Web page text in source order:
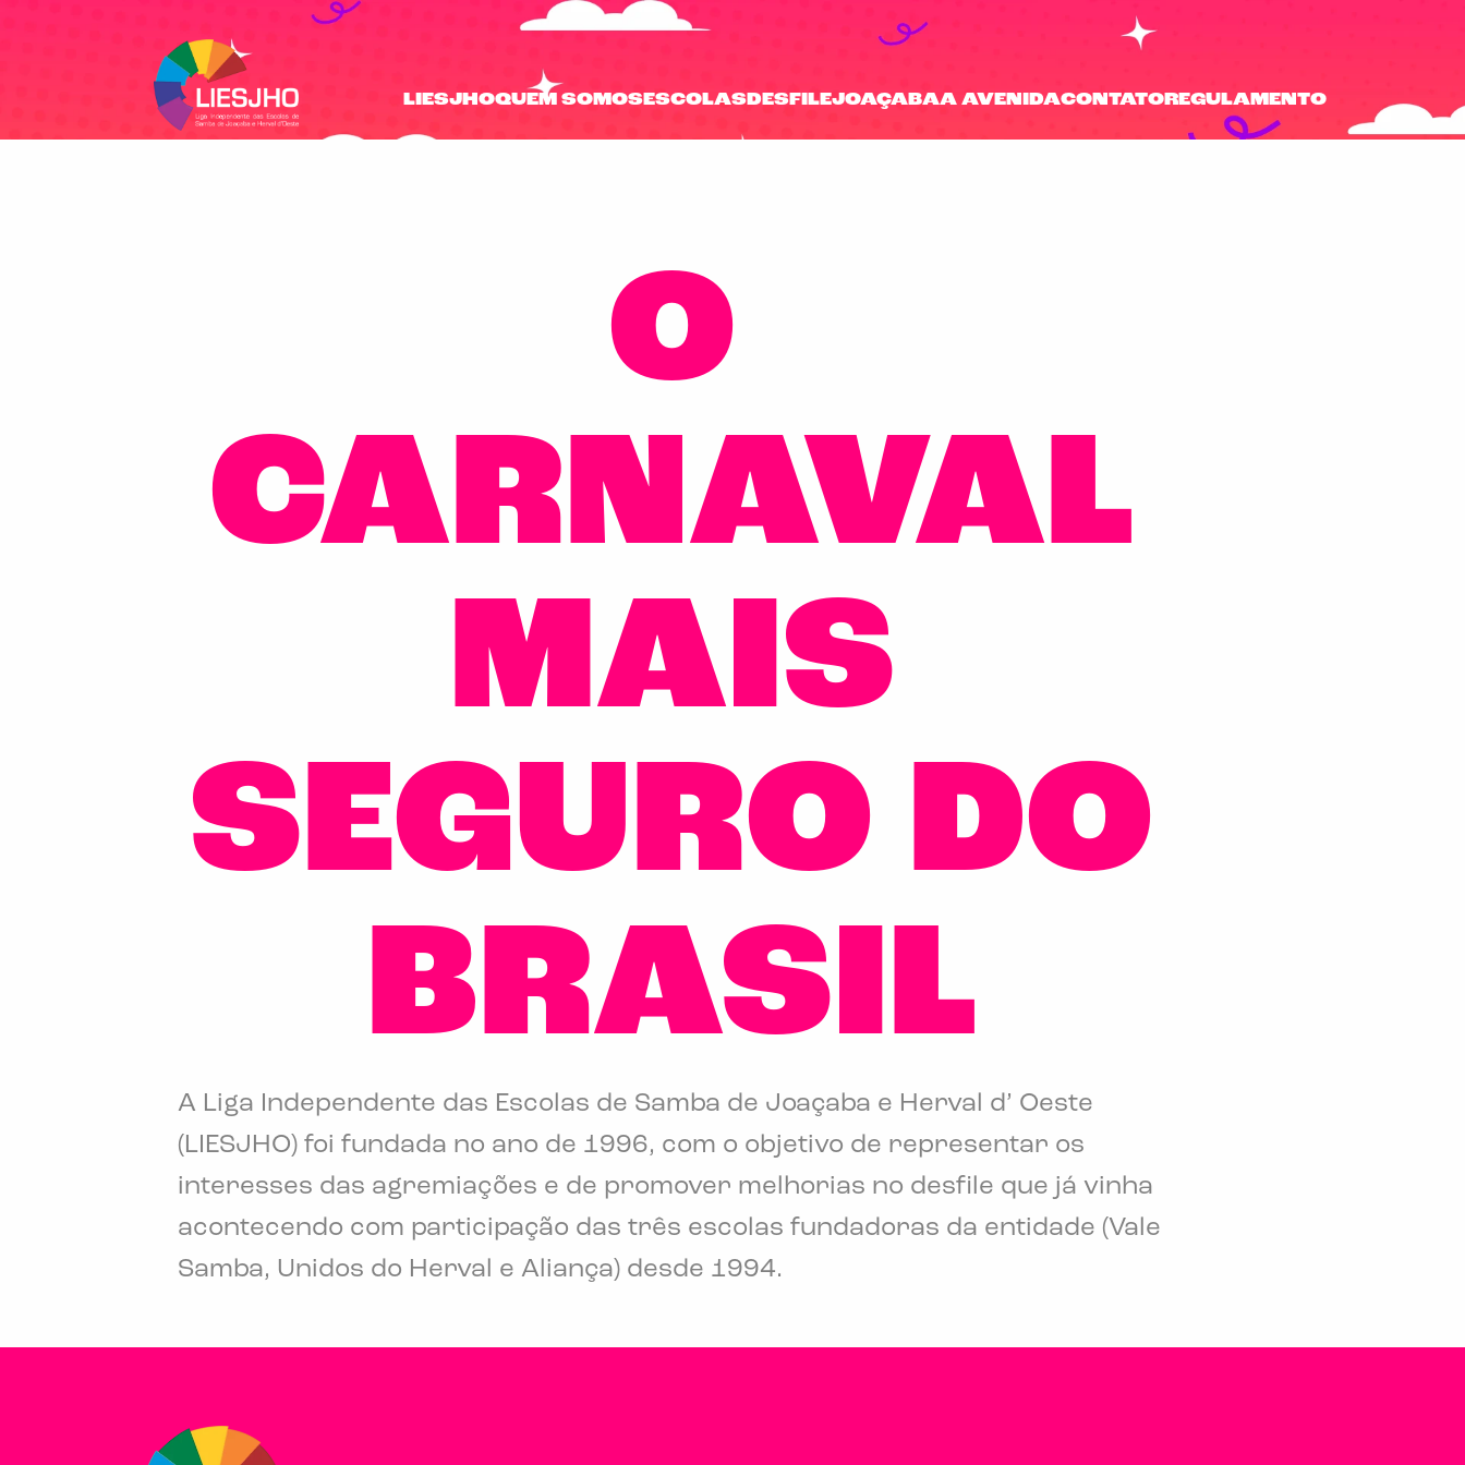
LIESJHOQUEM SOMOS ESCOLAS DESFILEJOAÇABAA AVENIDACONTATO REGULAMENTO
O
CARNAVAL
MAIS
SEGURO DO
BRASIL
A Liga Independente das Escolas de Samba de Joaçaba e Herval d’ Oeste
(LIESJHO) foi fundada no ano de 1996, com o objetivo de representar os
interesses das agremiações e de promover melhorias no desfile que já vinha
acontecendo com participação das três escolas fundadoras da entidade (Vale
Samba, Unidos do Herval e Aliança) desde 1994.